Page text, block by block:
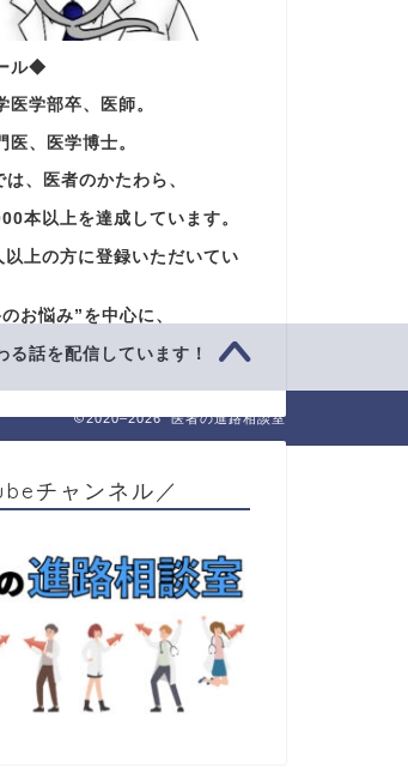
ル◆
医学部卒、医師。
医、医学博士。
、医者のかたわら、
本以上を達成しています。
上の方に登録いただいてい
お悩み”を中心に、
る話を配信しています！
チャンネル／
2020–2026 医者の進路相談室